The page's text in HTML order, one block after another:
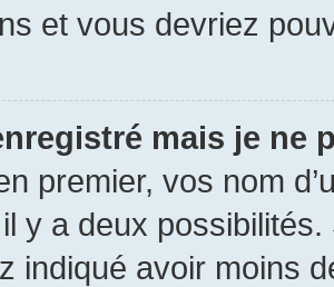
et vous devriez
mais je ne
premier, vos nom
y a deux
indiqué avoir moins